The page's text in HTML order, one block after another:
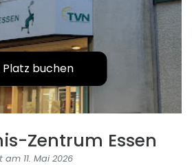
Platz buchen
Zentrum Essen
11. Mai 2026